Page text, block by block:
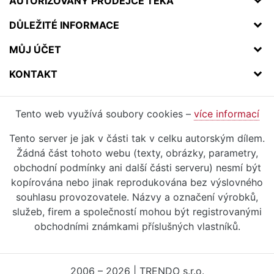
DŮLEŽITÉ INFORMACE
MŮJ ÚČET
KONTAKT
Tento web využívá soubory cookies – více informací
Tento server je jak v části tak v celku autorským dílem.
Žádná část tohoto webu (texty, obrázky, parametry,
obchodní podmínky ani další části serveru) nesmí být
kopírována nebo jinak reprodukována bez výslovného
souhlasu provozovatele. Názvy a označení výrobků,
služeb, firem a společností mohou být registrovanými
obchodními známkami příslušných vlastníků.
2006 – 2026 | TRENDO s.r.o.